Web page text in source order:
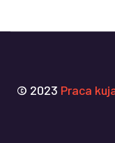
© 2023 Praca